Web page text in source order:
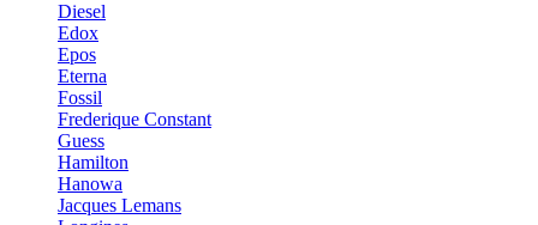
Diesel
Edox
Epos
Eterna
Fossil
Frederique Constant
Guess
Hamilton
Hanowa
Jacques Lemans